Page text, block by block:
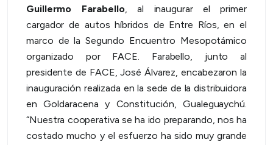
Guillermo Farabello, al inaugurar el primer
cargador de autos híbridos de Entre Ríos, en el
marco de la Segundo Encuentro Mesopotámico
organizado por FACE. Farabello, junto al
presidente de FACE, José Álvarez, encabezaron la
inauguración realizada en la sede de la distribuidora
en Goldaracena y Constitución, Gualeguaychú.
“Nuestra cooperativa se ha ido preparando, nos ha
costado mucho y el esfuerzo ha sido muy grande